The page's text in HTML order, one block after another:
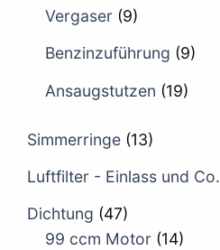
Vergaser (9)
Benzinzuführung (9)
Ansaugstutzen (19)
Simmerringe (13)
Luftfilter - Einlass und Co.
Dichtung (47)
99 ccm Motor (14)